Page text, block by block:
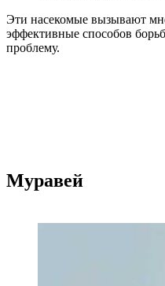
Эти насекомые вызывают
эффективные способов
проблему.
Муравей